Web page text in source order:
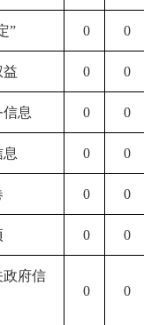
” 0 0
益 0 0
息 0 0
0 0
0 0
0 0
政府信
0 0